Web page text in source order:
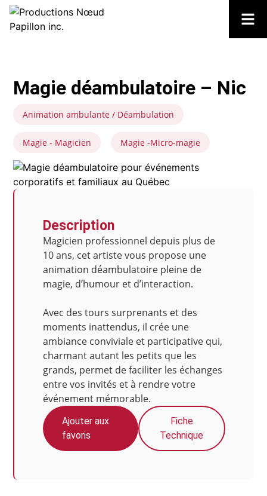
Magie déambulatoire – Nic
Animation ambulante / Déambulation
Magie - Magicien Magie -Micro-magie
Description
Magicien professionnel depuis plus de
10 ans, cet artiste vous propose une
animation déambulatoire pleine de
magie, d’humour et d’interaction.
Avec des tours surprenants et des
moments inattendus, il crée une
ambiance conviviale et participative qui,
charmant autant les petits que les
grands, permet de faciliter les échanges
entre vos invités et à rendre votre
événement mémorable.
Ajouter aux
favoris
Fiche
Technique